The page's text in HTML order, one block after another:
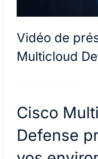
Vidéo de
Multicloud
Cisco
Defense